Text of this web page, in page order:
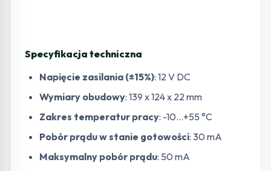
Specyfikacja techniczna
Napięcie zasilania (±15%): 12 V DC
Wymiary obudowy: 139 x 124 x 22 mm
Zakres temperatur pracy: -10…+55 °C
Pobór prądu w stanie gotowości: 30 mA
Maksymalny pobór prądu: 50 mA